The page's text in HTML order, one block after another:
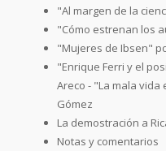
"Al margen de la
"Cómo estrenan los
"Mujeres de Ibsen"
"Enrique Ferri y el
Areco - "La mala vida
Gómez
La demostración a
Notas y comentarios